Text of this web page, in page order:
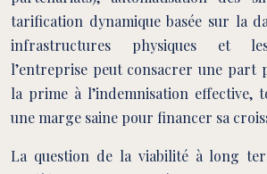
tarification dynamique basée sur la
infrastructures physiques et
l’entreprise peut consacrer une part
la prime à l’indemnisation effective,
une marge saine pour financer sa
La question de la viabilité à long